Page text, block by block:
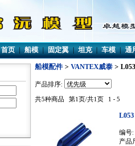
首页|船模|固定翼|坦克|车模 |通
船模配件> VANTEX威泰 >
产品排序:
共5种商品 第1页/共1页 1 - 5
编号:
产品